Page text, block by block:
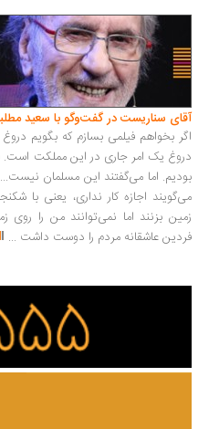
سناریست در گفت‌وگو با سعید مطلبی
بخواهم فیلمی بسازم که بگویم دروغ چیز
یک امر جاری در این مملکت است. قبحش
اما می‌گفتند این مسلمان نیست... وقتی
اجازه کار نداری، یعنی با شکنجه او
بزنند اما نمی‌توانند من را روی زمین
عاشقانه مردم را دوست داشت ...